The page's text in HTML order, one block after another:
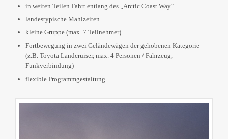
in weiten Teilen Fahrt entlang des „Arctic Coast Way“
landestypische Mahlzeiten
kleine Gruppe (max. 7 Teilnehmer)
Fortbewegung in zwei Geländewägen der gehobenen Kategorie
(z.B. Toyota Landcruiser, max. 4 Personen / Fahrzeug,
Funkverbindung)
flexible Programmgestaltung